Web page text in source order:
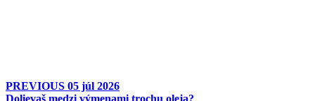
PREVIOUS 05 júl 2026